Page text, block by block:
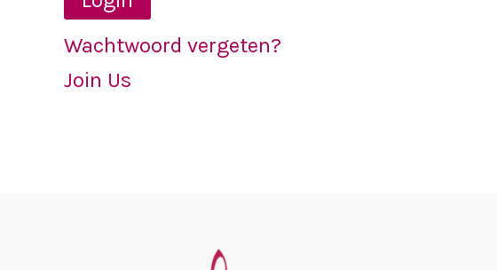
Wachtwoord vergeten?
Join Us